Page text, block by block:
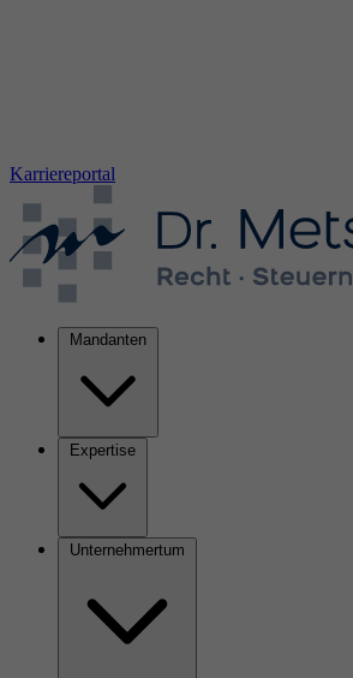
Karriereportal
Mandanten
Expertise
Unternehmertum